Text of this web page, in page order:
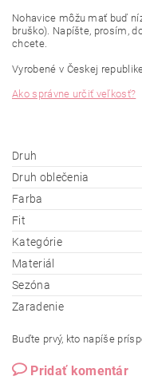
Nohavice môžu mať buď
bruško). Napíšte, prosím,
chcete.
Vyrobené v Českej
Ako správne určiť veľkosť?
Druh
Druh oblečenia
Farba
Fit
Kategórie
Materiál
Sezóna
Zaradenie
Buďte prvý, kto napíše
Pridať komentár